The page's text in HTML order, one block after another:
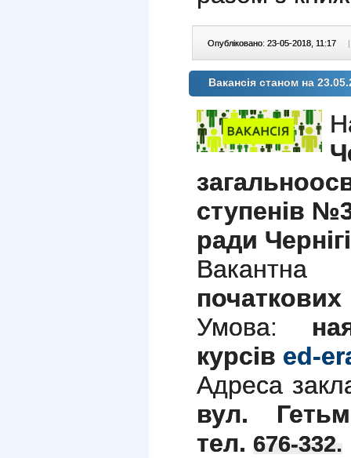
Опубліковано: 23-05-2018, 11:17 |
Вакансія станом на
ступенів №3
ради
Умова:
курсів ed-
Адреса
вул.
тел. 676-332.